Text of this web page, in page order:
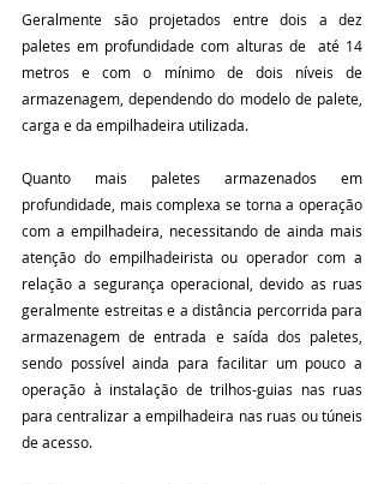
Geralmente são projetados entre dois a dez
paletes em profundidade com alturas de  até 14
metros e com o mínimo de dois níveis de
armazenagem, dependendo do modelo de palete,
carga e da empilhadeira utilizada.
Quanto mais paletes armazenados em
profundidade, mais complexa se torna a operação
com a empilhadeira, necessitando de ainda mais
atenção do empilhadeirista ou operador com a
relação a segurança operacional, devido as ruas
geralmente estreitas e a distância percorrida para
armazenagem de entrada e saída dos paletes,
sendo possível ainda para facilitar um pouco a
operação à instalação de trilhos-guias nas ruas
para centralizar a empilhadeira nas ruas ou túneis
de acesso.